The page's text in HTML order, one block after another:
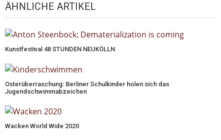
ÄHNLICHE ARTIKEL
Kunstfestival 48 STUNDEN NEUKÖLLN
Osterüberraschung: Berliner Schulkinder holen sich das
Jugendschwimmabzeichen
Wacken World Wide 2020